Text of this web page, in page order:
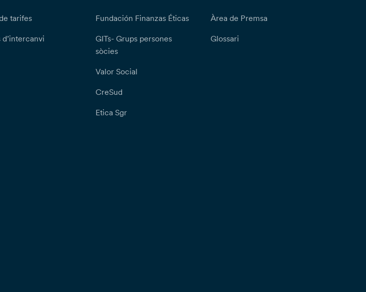
tarifes
d’intercanvi
Fundación Finanzas Éticas
GITs- Grups persones
sòcies
Valor Social
CreSud
Etica Sgr
Àrea de Premsa
Glossari